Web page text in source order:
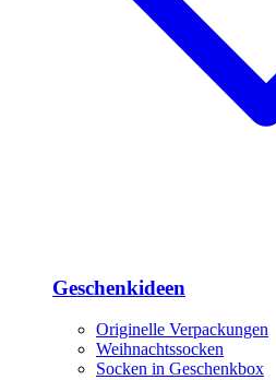
Geschenkideen
Originelle Verpackungen
Weihnachtssocken
Socken in Geschenkbox